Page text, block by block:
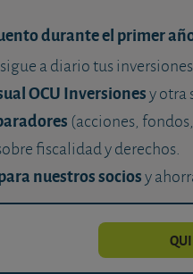
durante el primer
a diario tus
OCU Inversionesy otra
(acciones,
fiscalidad y derechos.
nuestros sociosy